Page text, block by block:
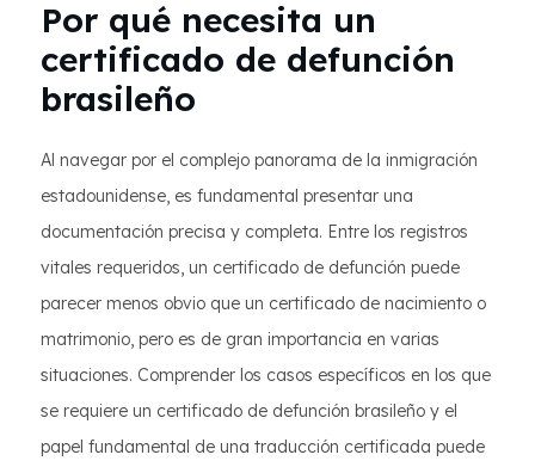
Por qué necesita un
certificado de defunción
brasileño
Al navegar por el complejo panorama de la inmigración
estadounidense, es fundamental presentar una
documentación precisa y completa. Entre los registros
vitales requeridos, un certificado de defunción puede
parecer menos obvio que un certificado de nacimiento o
matrimonio, pero es de gran importancia en varias
situaciones. Comprender los casos específicos en los que
se requiere un certificado de defunción brasileño y el
papel fundamental de una traducción certificada puede